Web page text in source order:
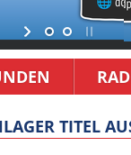
TITEL